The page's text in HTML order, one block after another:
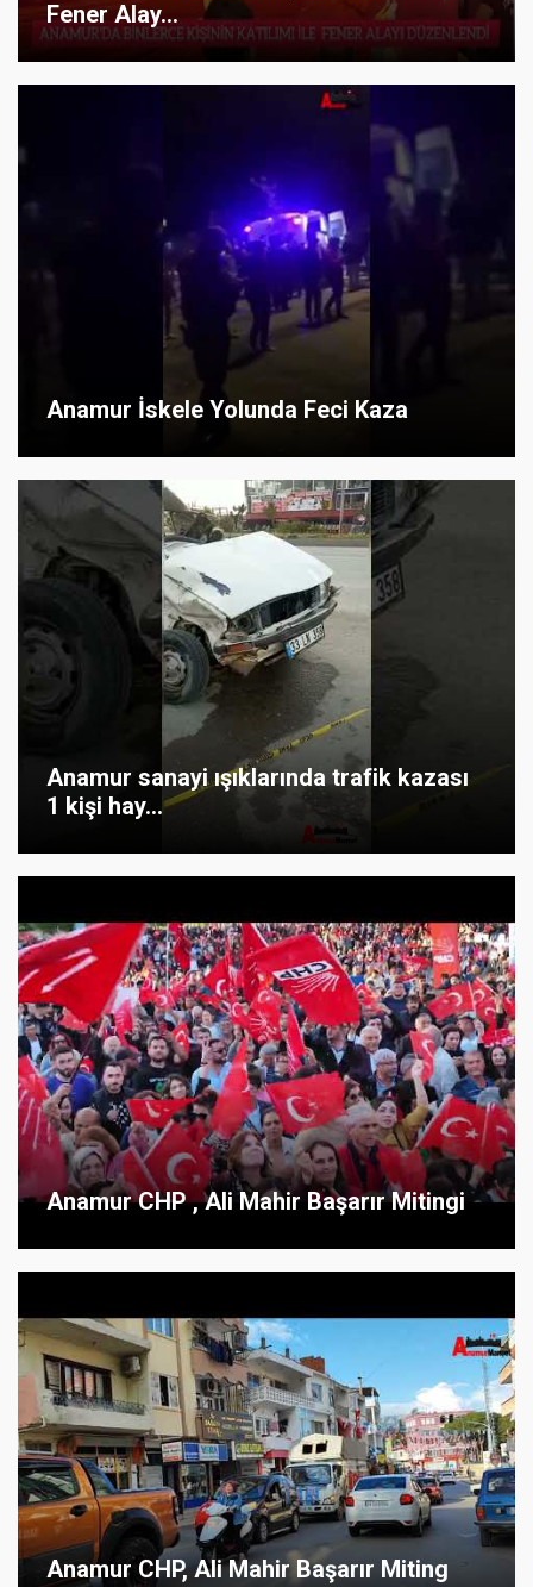
Fener Alay...
Anamur İskele Yolunda Feci Kaza
Anamur sanayi ışıklarında trafik kazası
1 kişi hay...
Anamur CHP , Ali Mahir Başarır Mitingi
Anamur CHP, Ali Mahir Başarır Miting